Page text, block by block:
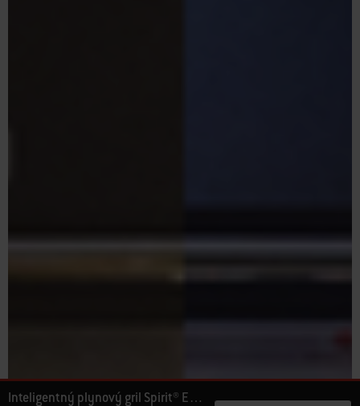
Inteligentný plynový gril Spirit® EX-325